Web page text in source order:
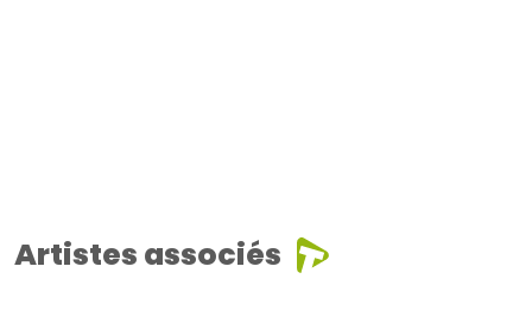
Artistes associés